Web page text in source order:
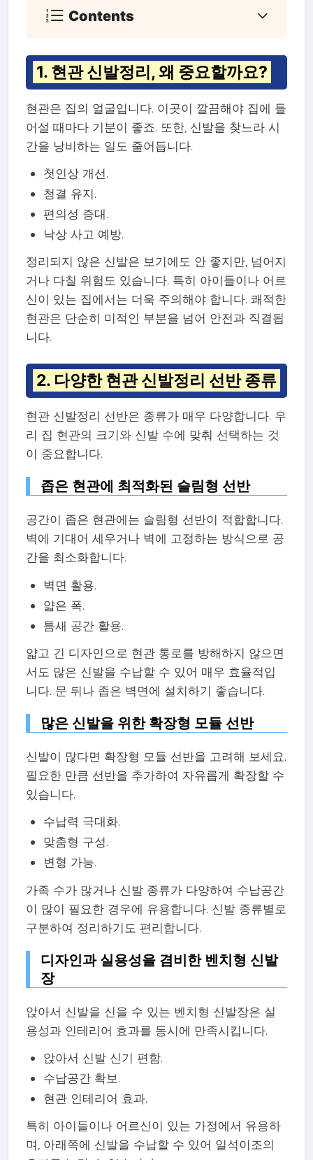
Contents
1. 현관 신발정리, 왜 중요할까요?
현관은 집의 얼굴입니다. 이곳이 깔끔해야 집에 들
어설 때마다 기분이 좋죠. 또한, 신발을 찾느라 시
간을 낭비하는 일도 줄어듭니다.
첫인상 개선.
청결 유지.
편의성 증대.
낙상 사고 예방.
정리되지 않은 신발은 보기에도 안 좋지만, 넘어지
거나 다칠 위험도 있습니다. 특히 아이들이나 어르
신이 있는 집에서는 더욱 주의해야 합니다. 쾌적한
현관은 단순히 미적인 부분을 넘어 안전과 직결됩
니다.
2. 다양한 현관 신발정리 선반 종류
현관 신발정리 선반은 종류가 매우 다양합니다. 우
리 집 현관의 크기와 신발 수에 맞춰 선택하는 것
이 중요합니다.
좁은 현관에 최적화된 슬림형 선반
공간이 좁은 현관에는 슬림형 선반이 적합합니다.
벽에 기대어 세우거나 벽에 고정하는 방식으로 공
간을 최소화합니다.
벽면 활용.
얇은 폭.
틈새 공간 활용.
얇고 긴 디자인으로 현관 통로를 방해하지 않으면
서도 많은 신발을 수납할 수 있어 매우 효율적입
니다. 문 뒤나 좁은 벽면에 설치하기 좋습니다.
많은 신발을 위한 확장형 모듈 선반
신발이 많다면 확장형 모듈 선반을 고려해 보세요.
필요한 만큼 선반을 추가하여 자유롭게 확장할 수
있습니다.
수납력 극대화.
맞춤형 구성.
변형 가능.
가족 수가 많거나 신발 종류가 다양하여 수납공간
이 많이 필요한 경우에 유용합니다. 신발 종류별로
구분하여 정리하기도 편리합니다.
디자인과 실용성을 겸비한 벤치형 신발
장
앉아서 신발을 신을 수 있는 벤치형 신발장은 실
용성과 인테리어 효과를 동시에 만족시킵니다.
앉아서 신발 신기 편함.
수납공간 확보.
현관 인테리어 효과.
특히 아이들이나 어르신이 있는 가정에서 유용하
며, 아래쪽에 신발을 수납할 수 있어 일석이조의